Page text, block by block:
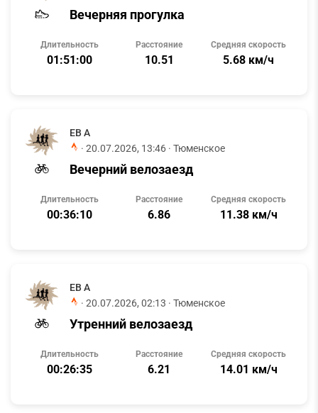
Вечерняя прогулка
Длительность
01:51:00
Расстояние
10.51
Средняя скорость
5.68 км/ч
ЕВ А
· 20.07.2026, 13:46 · Тюменское
Вечерний велозаезд
Длительность
00:36:10
Расстояние
6.86
Средняя скорость
11.38 км/ч
ЕВ А
· 20.07.2026, 02:13 · Тюменское
Утренний велозаезд
Длительность
00:26:35
Расстояние
6.21
Средняя скорость
14.01 км/ч